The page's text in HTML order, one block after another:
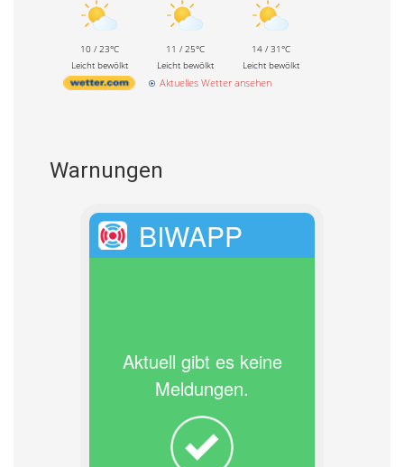
10 / 23°C
Leicht bewölkt
11 / 25°C
Leicht bewölkt
14 / 31°C
Leicht bewölkt
Aktuelles Wetter ansehen
Warnungen
BIWAPP
Aktuell gibt es keine
Meldungen.